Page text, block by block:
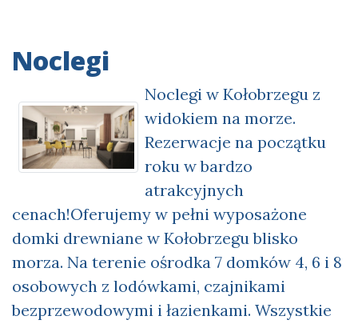
Noclegi
Noclegi w Kołobrzegu z
widokiem na morze.
Rezerwacje na początku
roku w bardzo
atrakcyjnych
cenach!Oferujemy w pełni wyposażone
domki drewniane w Kołobrzegu blisko
morza. Na terenie ośrodka 7 domków 4, 6 i 8
osobowych z lodówkami, czajnikami
bezprzewodowymi i łazienkami. Wszystkie